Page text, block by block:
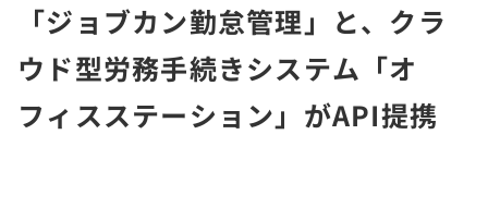
「ジョブカン勤怠管理」と、クラ
ウド型労務手続きシステム「オ
フィスステーション」がAPI提携